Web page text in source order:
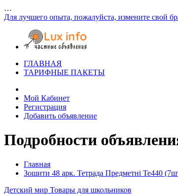
…
Для лучшего опыта, пожалуйста, измените свой
ГЛАВНАЯ
ТАРИФНЫЕ ПАКЕТЫ
Мой Кабинет
Регистрация
Добавить объявление
Подробности
Главная
Зошити 48 арк. Тетрада Предметні Те440
Детский мир Товары для школьников